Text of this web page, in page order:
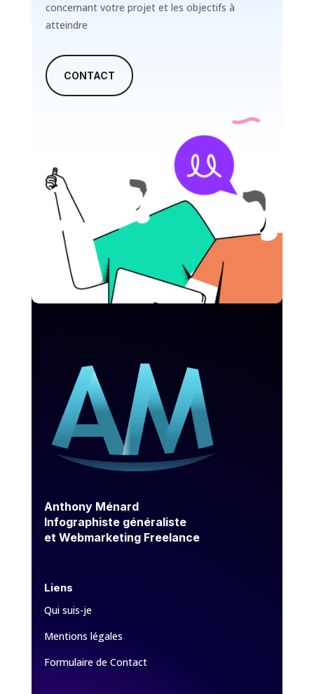
concernant votre projet et les objectifs à
atteindre
CONTACT
Anthony Ménard
Infographiste généraliste
et Webmarketing Freelance
Liens
Qui suis-je
Mentions légales
Formulaire de Contact